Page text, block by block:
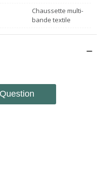
Chaussette multi-
bande textile